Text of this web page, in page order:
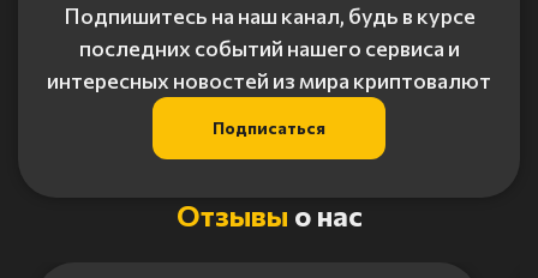
Подпишитесь на наш канал, будь в курсе
последних событий нашего сервиса и
интересных новостей из мира криптовалют
Подписаться
Отзывы о нас